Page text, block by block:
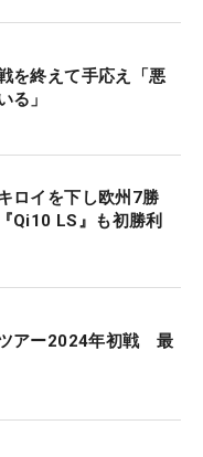
を終えて手応え「悪
る」
ロイを下し欧州7勝
Qi10 LS』も初勝利
アー2024年初戦 最